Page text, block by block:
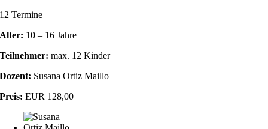
12 Termine
Alter: 10 – 16 Jahre
Teilnehmer: max. 12 Kinder
Dozent: Susana Ortiz Maillo
Preis: EUR 128,00